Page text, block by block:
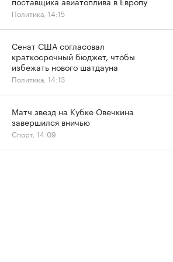
Политика, 14:15
Сенат США согласовал
краткосрочный бюджет, чтобы
избежать нового шатдауна
Политика, 14:13
Матч звезд на Кубке Овечкина
завершился вничью
Спорт, 14:09